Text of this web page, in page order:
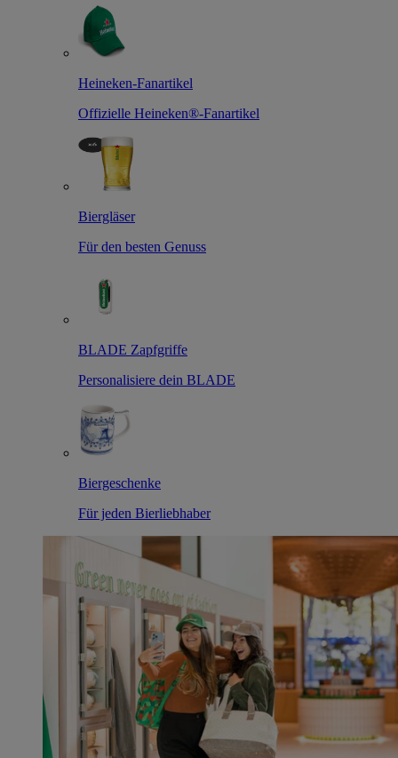
Heineken-Fanartikel
Offizielle Heineken®-Fanartikel
Biergläser
Für den besten Genuss
BLADE Zapfgriffe
Personalisiere dein BLADE
Biergeschenke
Für jeden Bierliebhaber